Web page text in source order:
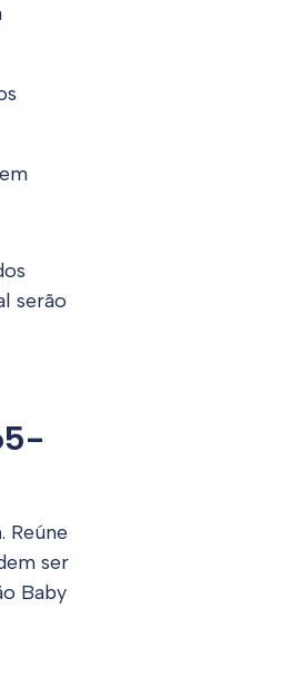
serão
. Reúne
ser
Baby